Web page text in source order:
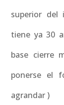
superior del
tiene ya 30
base cierre
ponerse el
agrandar )